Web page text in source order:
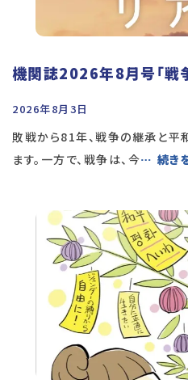
機関誌2026年8月号「戦
2026年8月3日
敗戦から81年、戦争の継承と
ます。一方で、戦争は、今… 続き